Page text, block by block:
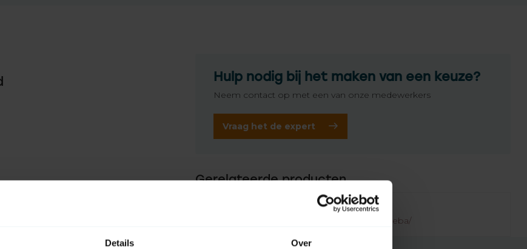
Details Over
Hulp nodig bij het maken van een keuze?
Neem contact op met een van onze medewerkers
Vraag het de expert
Gerelateerde producten
https://www.rolluikonderdelen.nl/nl/merken/geba/